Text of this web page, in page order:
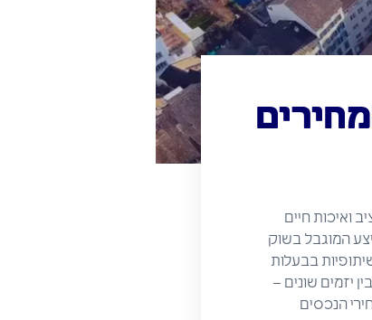
ואיכות חיים
המוגבל בשוק
בבעלות
יזמים שונים –
הנכסים